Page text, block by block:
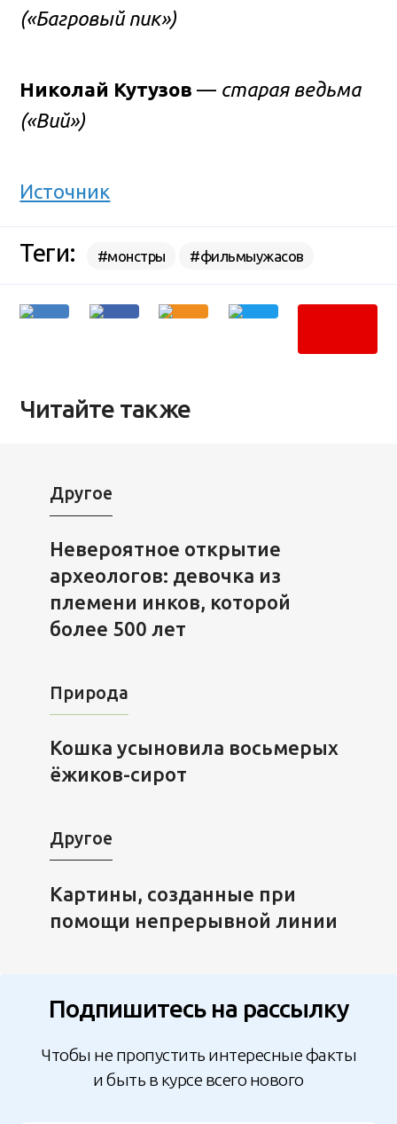
(«Багровый пик»)
Николай Кутузов — старая ведьма
(«Вий»)
Источник
Теги: #монстры #фильмыужасов
Читайте также
Другое
Невероятное открытие
археологов: девочка из
племени инков, которой
более 500 лет
Природа
Кошка усыновила восьмерых
ёжиков-сирот
Другое
Картины, созданные при
помощи непрерывной линии
Подпишитесь на рассылку
Чтобы не пропустить интересные факты
и быть в курсе всего нового